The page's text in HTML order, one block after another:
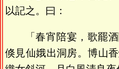
以記之。曰：
「春宵陪宴，歌罷
倏見仙娥出洞房。博山